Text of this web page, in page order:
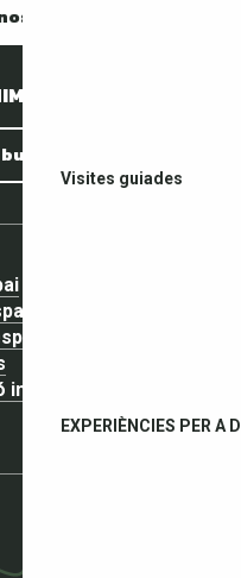
Visites guiades
EXPERIÈNCIES PER A
PEDRES.
!